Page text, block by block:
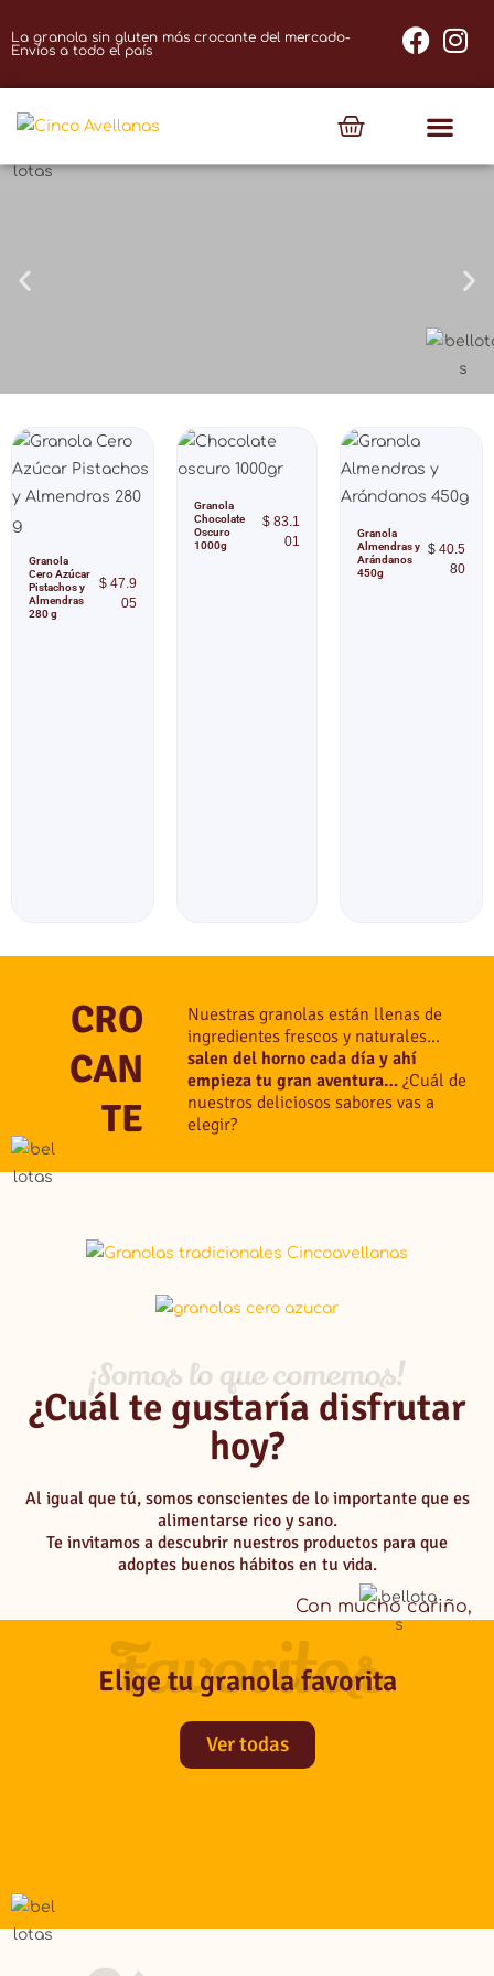
La granola sin gluten más crocante del mercado-
Envíos a todo el país
Granola
Cero Azúcar
Pistachos y
Almendras
280 g
$ 47.9
05
Granola
Chocolate
Oscuro
1000g
$ 83.1
01
Granola
Almendras y
Arándanos
450g
$ 40.5
80
CRO
CRO
CAN
CAN
TE
TE
Nuestras granolas están llenas de
ingredientes frescos y naturales…
salen del horno cada día y ahí
empieza tu gran aventura…¿Cuál de
nuestros deliciosos sabores vas a
elegir?
¡Somos lo que comemos!
¿Cuál te gustaría disfrutar
hoy?
Al igual que tú, somos conscientes de lo importante que es
alimentarse rico y sano.
Te invitamos a descubrir nuestros productos para que
adoptes buenos hábitos en tu vida.
Con mucho cariño,
Maria Lince y Cata Gómez
Favoritos
Elige tu granola favorita
Ver todas